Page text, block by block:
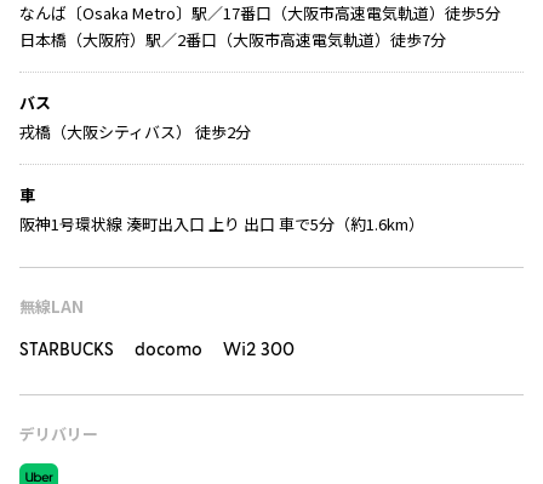
なんば〔Osaka Metro〕駅／17番口（大阪市高速電気軌道）徒歩5分
日本橋（大阪府）駅／2番口（大阪市高速電気軌道）徒歩7分
バス
戎橋（大阪シティバス） 徒歩2分
車
阪神1号環状線 湊町出入口 上り 出口 車で5分（約1.6km）
無線LAN
STARBUCKS docomo Wi2 300
デリバリー